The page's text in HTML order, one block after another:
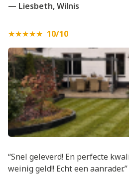
— Liesbeth, Wilnis
★★★★★ 10/10
“Snel geleverd! En perfecte
weinig geld!! Echt een aanrader.”